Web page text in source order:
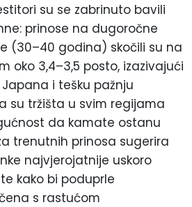
su se zabrinuto bavili
prinose na dugoročne
(30–40 godina) skočili su na
oko 3,4–3,5 posto, izazivajući
i tešku pažnju
su tržišta u svim regijama
da kamate ostanu
trenutnih prinosa sugerira
najvjerojatnije uskoro
kako bi poduprle
s rastućom